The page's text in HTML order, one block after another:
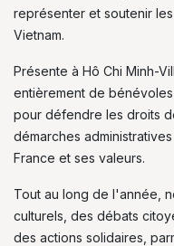
représenter et soutenir
Vietnam.
Présente à Hô Chi Minh-
entièrement de
pour défendre les droits
démarches
France et ses valeurs.
Tout au long de l'année,
culturels, des débats
des actions solidaires,